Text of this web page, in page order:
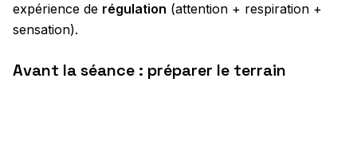
expérience de régulation (attention + respiration +
sensation).
Avant la séance : préparer le terrain